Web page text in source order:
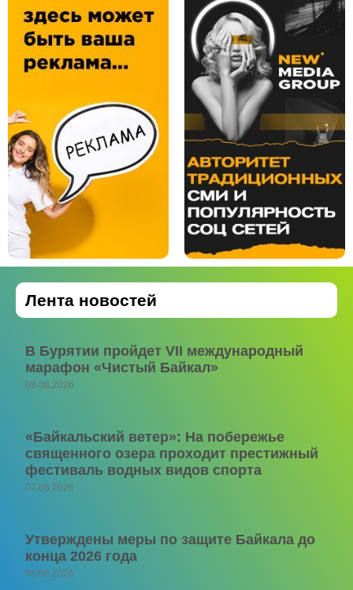
Лента новостей
В Бурятии пройдет VII международный
марафон «Чистый Байкал»
08.08.2026
«Байкальский ветер»: На побережье
священного озера проходит престижный
фестиваль водных видов спорта
07.08.2026
Утверждены меры по защите Байкала до
конца 2026 года
06.08.2026